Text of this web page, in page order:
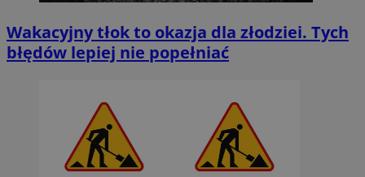
Wakacyjny tłok to okazja dla złodziei. Tych
błędów lepiej nie popełniać